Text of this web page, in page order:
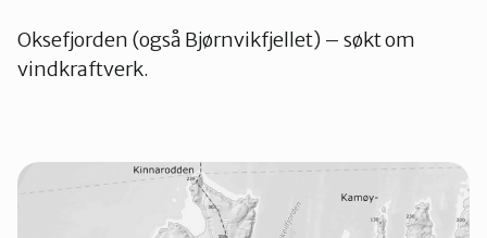
Oksefjorden (også Bjørnvikfjellet) – søkt om
vindkraftverk.